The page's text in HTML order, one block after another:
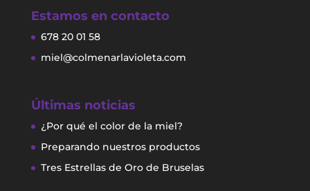
Estamos en contacto
678 20 01 58
miel@colmenarlavioleta.com
Últimas noticias
¿Por qué el color de la miel?
Preparando nuestros productos
Tres Estrellas de Oro de Bruselas